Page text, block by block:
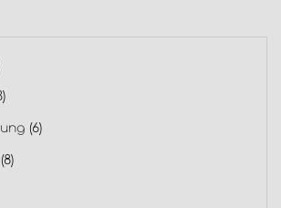
(6)
(8)